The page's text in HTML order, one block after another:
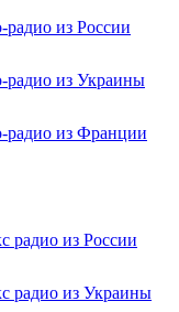
радио из России
радио из Украины
радио из Франции
радио из России
радио из Украины